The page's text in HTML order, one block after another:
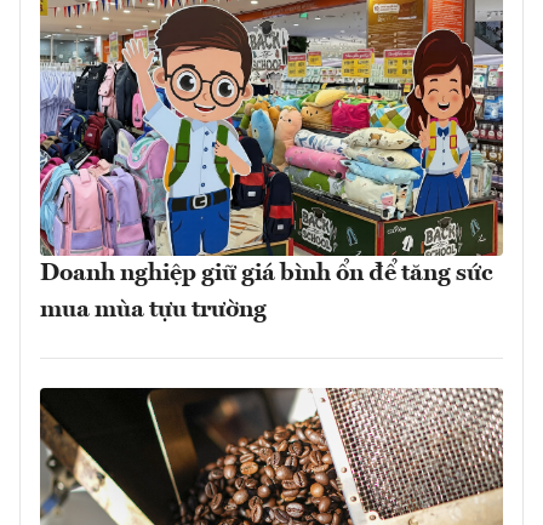
Doanh nghiệp giữ giá bình ổn để tăng sức
mua mùa tựu trường